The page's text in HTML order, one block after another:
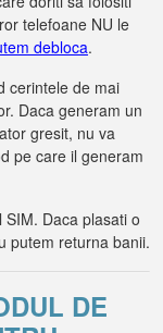
telefoane NU le
debloca.
cerintele de mai
Daca generam un
gresit, nu va
pe care il generam
Daca plasati o
putem returna banii.
DE